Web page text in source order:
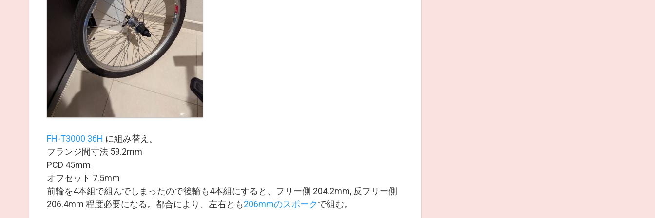
FH-T3000 36H に組み替え。
フランジ間寸法 59.2mm
PCD 45mm
オフセット 7.5mm
前輪を4本組で組んでしまったので後輪も4本組にすると、フリー側 204.2mm, 反フリー側
206.4mm 程度必要になる。都合により、左右とも206mmのスポークで組む。